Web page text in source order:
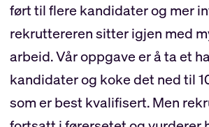
ført til flere kandidater og mer
rekruttereren sitter igjen med
arbeid. Vår oppgave er å ta et
kandidater og koke det ned til
som er best kvalifisert. Men